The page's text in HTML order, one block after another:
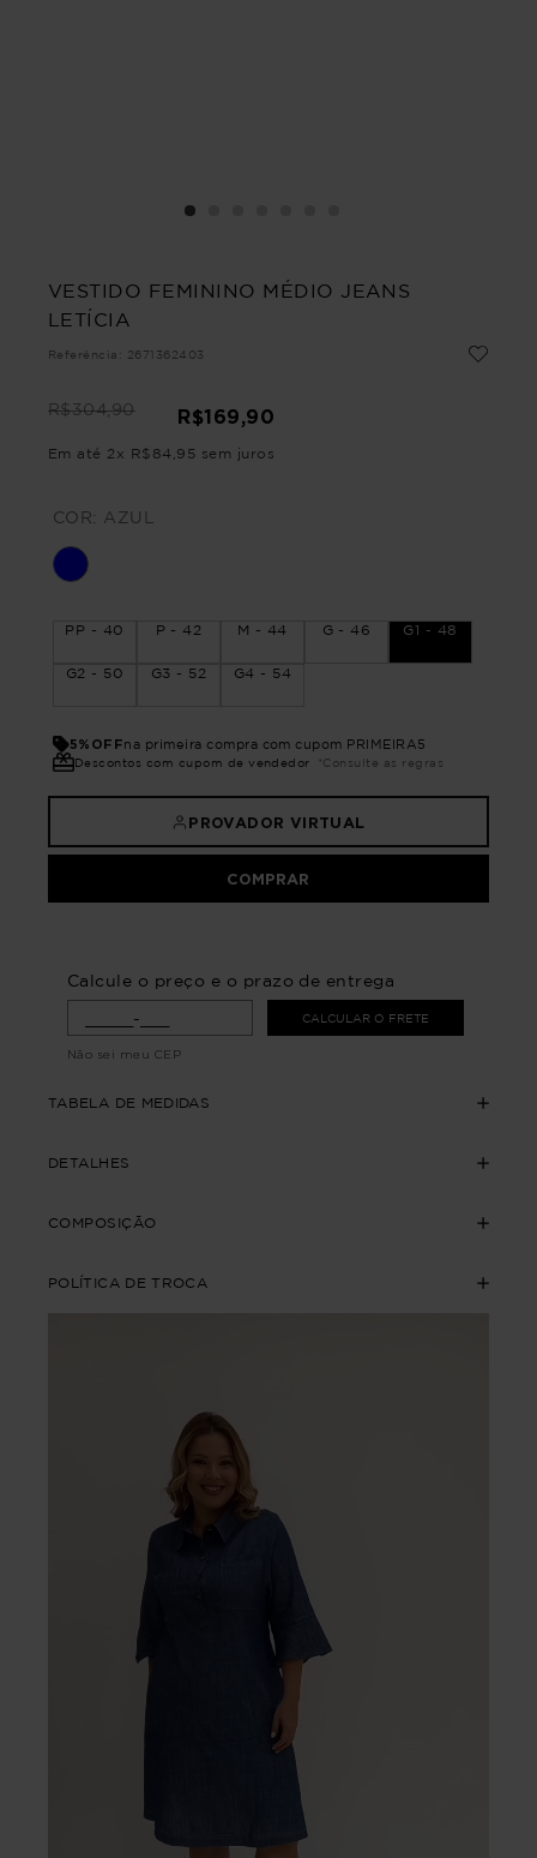
VESTIDO FEMININO MÉDIO JEANS
LETÍCIA
Referência : 2671362403
R$304,90 R$169,90
Em até 2 x R$ 84 95 sem juros
COR: AZUL
PP - 40 P - 42 M - 44 G - 46 G1 - 48
G2 - 50 G3 - 52 G4 - 54
5%OFFna primeira compra com cupom PRIMEIRA5
Descontos com cupom de vendedor *Consulte as regras
PROVADOR VIRTUAL
COMPRAR
Calcule o preço e o prazo de entrega
CALCULAR O FRETE
Não sei meu CEP
TABELA DE MEDIDAS
DETALHES
COMPOSIÇÃO
POLÍTICA DE TROCA